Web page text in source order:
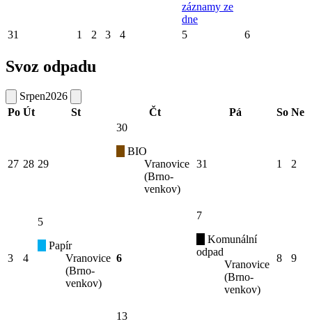
záznamy ze
dne
31 1 2 3 4 5 6
Svoz odpadu
Srpen2026
Po Út St Čt Pá So Ne
27 28 29
30
BIO
Vranovice
(Brno-
venkov)
31 1 2
3 4
5
Papír
Vranovice
(Brno-
venkov)
6
7
Komunální
odpad
Vranovice
(Brno-
venkov)
8 9
13